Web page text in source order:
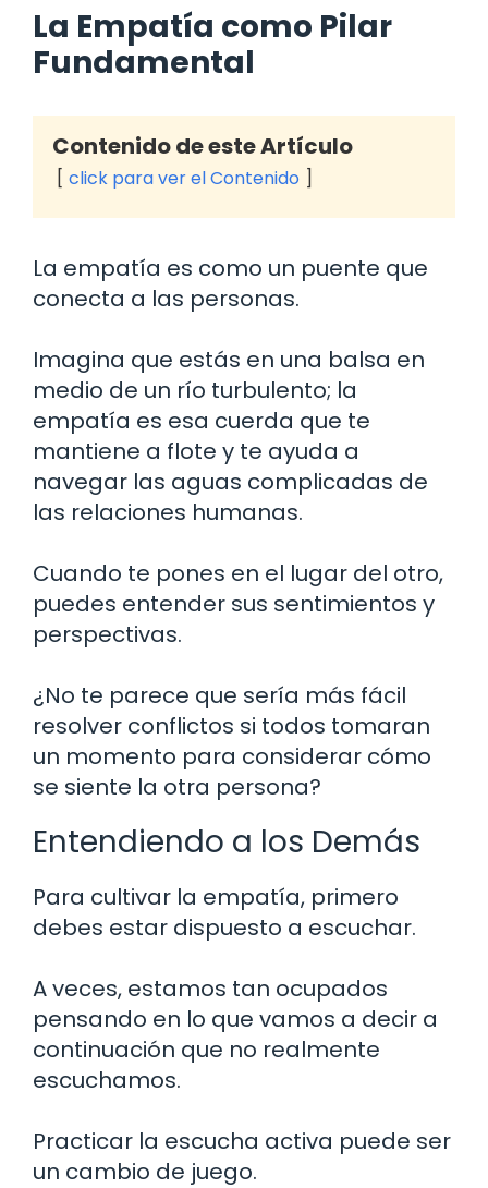
La Empatía como Pilar
Fundamental
Contenido de este Artículo
click para ver el Contenido
La empatía es como un puente que
conecta a las personas.
Imagina que estás en una balsa en
medio de un río turbulento; la
empatía es esa cuerda que te
mantiene a flote y te ayuda a
navegar las aguas complicadas de
las relaciones humanas.
Cuando te pones en el lugar del otro,
puedes entender sus sentimientos y
perspectivas.
¿No te parece que sería más fácil
resolver conflictos si todos tomaran
un momento para considerar cómo
se siente la otra persona?
Entendiendo a los Demás
Para cultivar la empatía, primero
debes estar dispuesto a escuchar.
A veces, estamos tan ocupados
pensando en lo que vamos a decir a
continuación que no realmente
escuchamos.
Practicar la escucha activa puede ser
un cambio de juego.